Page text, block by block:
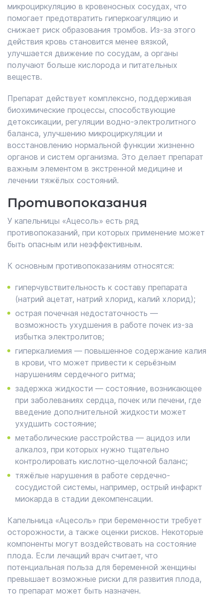
микроциркуляцию в кровеносных сосудах, что
помогает предотвратить гиперкоагуляцию и
снижает риск образования тромбов. Из-за этого
действия кровь становится менее вязкой,
улучшается движение по сосудам, а органы
получают больше кислорода и питательных
веществ.
Препарат действует комплексно, поддерживая
биохимические процессы, способствующие
детоксикации, регуляции водно-электролитного
баланса, улучшению микроциркуляции и
восстановлению нормальной функции жизненно
органов и систем организма. Это делает препарат
важным элементом в экстренной медицине и
лечении тяжёлых состояний.
Противопоказания
У капельницы «Ацесоль» есть ряд
противопоказаний, при которых применение может
быть опасным или неэффективным.
К основным противопоказаниям относятся:
гиперчувствительность к составу препарата
(натрий ацетат, натрий хлорид, калий хлорид);
острая почечная недостаточность —
возможность ухудшения в работе почек из-за
избытка электролитов;
гиперкалиемия — повышенное содержание калия
в крови, что может привести к серьёзным
нарушениям сердечного ритма;
задержка жидкости — состояние, возникающее
при заболеваниях сердца, почек или печени, где
введение дополнительной жидкости может
ухудшить состояние;
метаболические расстройства — ацидоз или
алкалоз, при которых нужно тщательно
контролировать кислотно-щелочной баланс;
тяжёлые нарушения в работе сердечно-
сосудистой системы, например, острый инфаркт
миокарда в стадии декомпенсации.
Капельница «Ацесоль» при беременности требует
осторожности, а также оценки рисков. Некоторые
компоненты могут воздействовать на состояние
плода. Если лечащий врач считает, что
потенциальная польза для беременной женщины
превышает возможные риски для развития плода,
то препарат может быть назначен.